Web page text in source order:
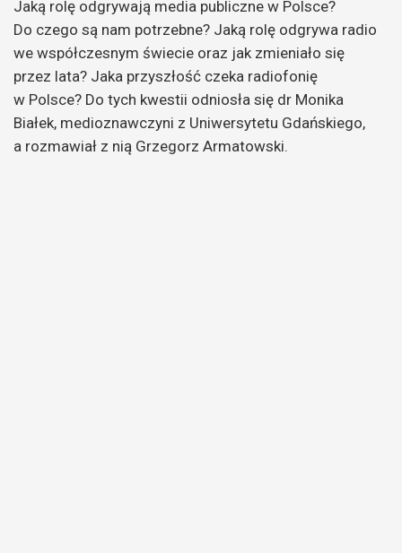
Jaką rolę odgrywają media publiczne w Polsce?
Do czego są nam potrzebne? Jaką rolę odgrywa radio
we współczesnym świecie oraz jak zmieniało się
przez lata? Jaka przyszłość czeka radiofonię
w Polsce? Do tych kwestii odniosła się dr Monika
Białek, medioznawczyni z Uniwersytetu Gdańskiego,
a rozmawiał z nią Grzegorz Armatowski.